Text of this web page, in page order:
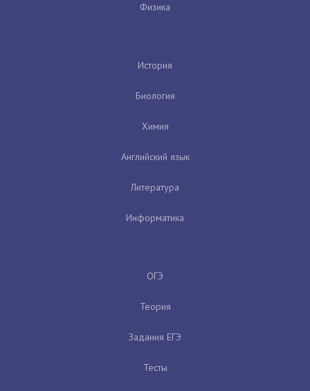
Физика
История
Биология
Химия
Английский язык
Литература
Информатика
ОГЭ
Теория
Задания ЕГЭ
Тесты